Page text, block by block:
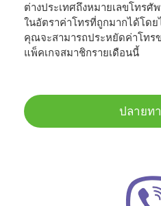
ต่างประเทศถึงหมายเลขโทร
ในอัตราค่าโทรที่ถูกมากได้โด
คุณจะสามารถประหยัดค่าโท
แพ็คเกจสมาชิกรายเดือนนี้
ปลายท